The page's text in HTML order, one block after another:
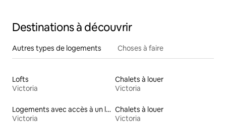
Destinations à découvrir
Autres types de logements Choses à faire
Lofts
Victoria
Chalets à louer
Victoria
Logements avec accès à un lac
Victoria
Chalets à louer
Victoria